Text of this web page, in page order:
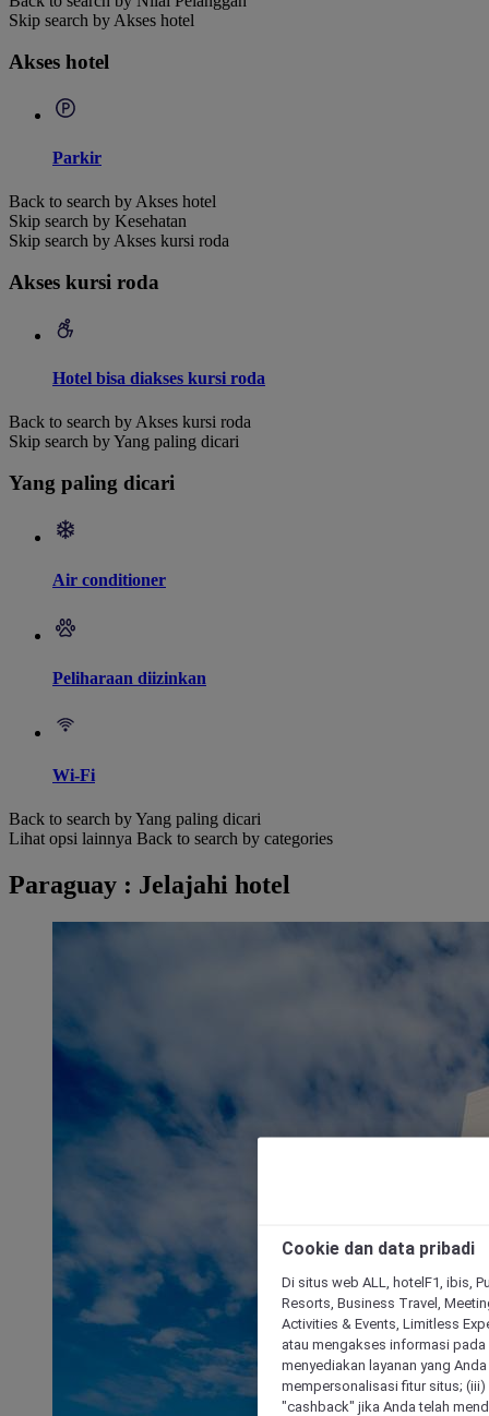
Skip search by Akses hotel
Akses hotel
Parkir
Back to search by Akses hotel
Skip search by Kesehatan
Skip search by Akses kursi roda
Akses kursi roda
Hotel bisa diakses kursi roda
Back to search by Akses kursi roda
Skip search by Yang paling dicari
Yang paling dicari
Air conditioner
Peliharaan diizinkan
Wi-Fi
Back to search by Yang paling dicari
Lihat opsi lainnya Back to search by categories
Paraguay : Jelajahi hotel
Cookie dan data pribadi
Di situs web ALL, hotelF1, ibis,
Resorts, Business Travel,
Activities & Events, Limitless
atau mengakses informasi
menyediakan layanan yang
mempersonalisasi fitur situs;
"cashback" jika Anda telah